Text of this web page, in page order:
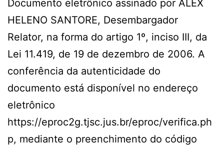
Documento eletrônico assinado por ALEX
HELENO SANTORE, Desembargador
Relator, na forma do artigo 1º, inciso III, da
Lei 11.419, de 19 de dezembro de 2006. A
conferência da autenticidade do
documento está disponível no endereço
eletrônico
https://eproc2g.tjsc.jus.br/eproc/verifica.ph
p, mediante o preenchimento do código